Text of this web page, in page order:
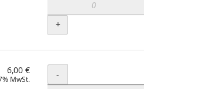
+
6,00 €
MwSt. Menge
-